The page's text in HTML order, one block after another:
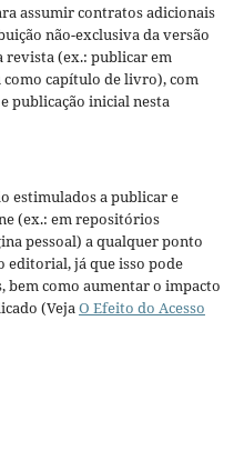
assumir contratos adicionais
não-exclusiva da versão
revista (ex.: publicar em
capítulo de livro), com
publicação inicial nesta
estimulados a publicar e
(ex.: em repositórios
pessoal) a qualquer ponto
editorial, já que isso pode
bem como aumentar o impacto
(VejaO Efeito do Acesso